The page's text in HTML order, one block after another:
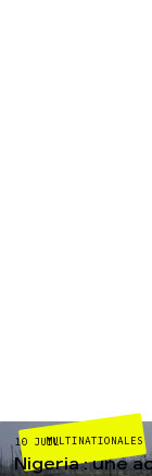
MULTINATIONALES
10 JUIL
Nigeria : une